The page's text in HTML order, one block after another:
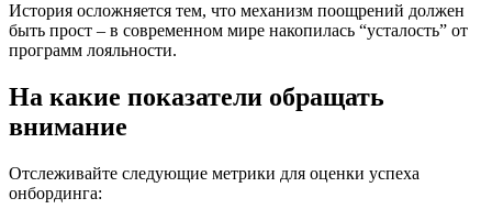
История осложняется тем, что механизм поощрений должен
быть прост – в современном мире накопилась “усталость” от
программ лояльности.
На какие показатели обращать
внимание
Отслеживайте следующие метрики для оценки успеха
онбординга: